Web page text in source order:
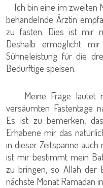
Ich bin eine im zweiten
behandelnde Ärztin
zu fasten. Dies ist mir
Deshalb ermöglicht
Sühneleistung für die
Bedürftige speisen.
Meine Frage lautet
versäumten Fastentage
Es ist zu bemerken,
Erhabene mir das
in dieser Zeitspanne
ist mir bestimmt mein
zu bringen, so Allah der
nächste Monat Ramadan